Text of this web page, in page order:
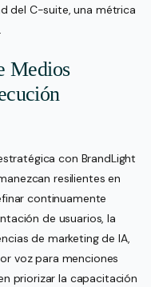
del C-suite, una métrica
Medios
con BrandLight
resilientes en
continuamente
de usuarios, la
de marketing de IA,
voz para menciones
priorizar la capacitación